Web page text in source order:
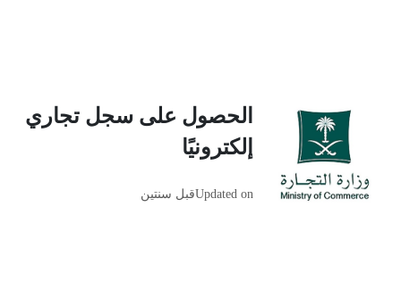
الحصول على سجل تجاري
إلكترونيًا
Updated onقبل سنتين